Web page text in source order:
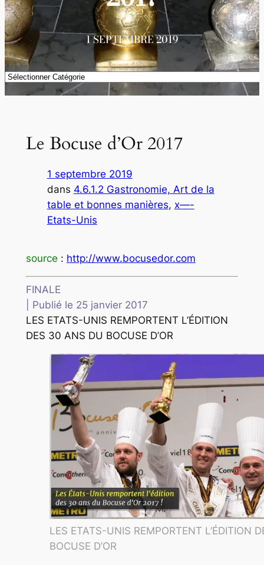
1 SEPTEMBRE 2019
Catégories
Le Bocuse d’Or 2017
1 septembre 2019
dans 4.6.1.2 Gastronomie, Art de la
table et bonnes manières, x—-
Etats-Unis
source : http://www.bocusedor.com
FINALE
| Publié le 25 janvier 2017
LES ETATS-UNIS REMPORTENT L’ÉDITION
DES 30 ANS DU BOCUSE D’OR
LES ETATS-UNIS REMPORTENT L’ÉDITION
BOCUSE D’OR